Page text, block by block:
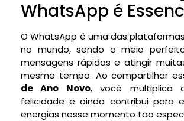
WhatsApp é
O WhatsApp é uma das
no mundo, sendo o meio
mensagens rápidas e atingir
mesmo tempo. Ao compartilhar
de Ano Novo, você multiplica
felicidade e ainda contribui para
energias nesse momento tão